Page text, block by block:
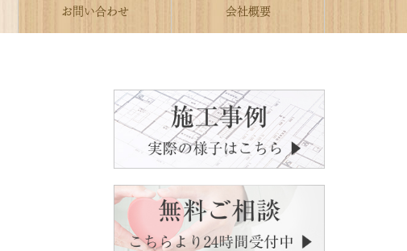
お問い合わせ 会社概要